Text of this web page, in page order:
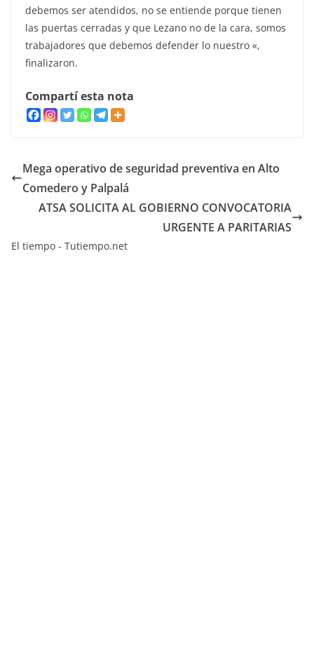
debemos ser atendidos, no se entiende porque tienen
las puertas cerradas y que Lezano no de la cara, somos
trabajadores que debemos defender lo nuestro «,
finalizaron.
Compartí esta nota
Mega operativo de seguridad preventiva en Alto
Comedero y Palpalá
ATSA SOLICITA AL GOBIERNO CONVOCATORIA
URGENTE A PARITARIAS
El tiempo - Tutiempo.net